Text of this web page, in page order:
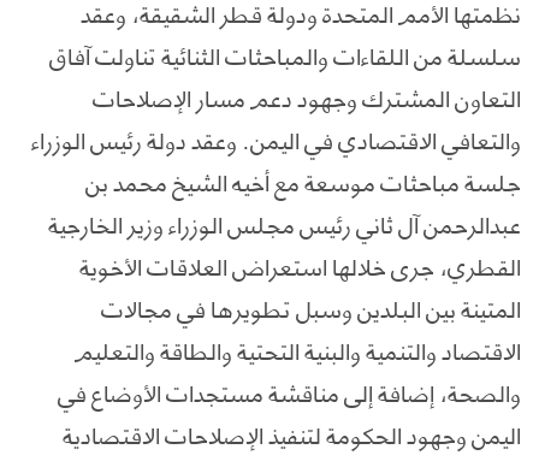
نظمتها الأمم المتحدة ودولة قطر الشقيقة، وعقد
سلسلة من اللقاءات والمباحثات الثنائية تناولت آفاق
التعاون المشترك وجهود دعم مسار الإصلاحات
والتعافي الاقتصادي في اليمن. وعقد دولة رئيس الوزراء
جلسة مباحثات موسعة مع أخيه الشيخ محمد بن
عبدالرحمن آل ثاني رئيس مجلس الوزراء وزير الخارجية
القطري، جرى خلالها استعراض العلاقات الأخوية
المتينة بين البلدين وسبل تطويرها في مجالات
الاقتصاد والتنمية والبنية التحتية والطاقة والتعليم
والصحة، إضافة إلى مناقشة مستجدات الأوضاع في
اليمن وجهود الحكومة لتنفيذ الإصلاحات الاقتصادية